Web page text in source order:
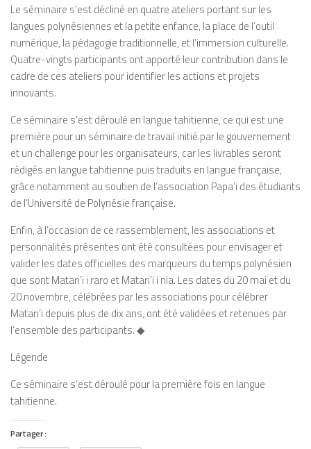
Le séminaire s’est décliné en quatre ateliers portant sur les
langues polynésiennes et la petite enfance, la place de l’outil
numérique, la pédagogie traditionnelle, et l’immersion culturelle.
Quatre-vingts participants ont apporté leur contribution dans le
cadre de ces ateliers pour identifier les actions et projets
innovants.
Ce séminaire s’est déroulé en langue tahitienne, ce qui est une
première pour un séminaire de travail initié par le gouvernement
et un challenge pour les organisateurs, car les livrables seront
rédigés en langue tahitienne puis traduits en langue française,
grâce notamment au soutien de l’association Papa’i des étudiants
de l’Université de Polynésie française.
Enfin, à l’occasion de ce rassemblement, les associations et
personnalités présentes ont été consultées pour envisager et
valider les dates officielles des marqueurs du temps polynésien
que sontMatari’i i raro etMatari’i i nia. Les dates du 20 mai et du
20 novembre, célébrées par les associations pour célébrer
Matari’i depuis plus de dix ans, ont été validées et retenues par
l’ensemble des participants.◆
Légende
Ce séminaire s’est déroulé pour la première fois en langue
tahitienne.
Partager :